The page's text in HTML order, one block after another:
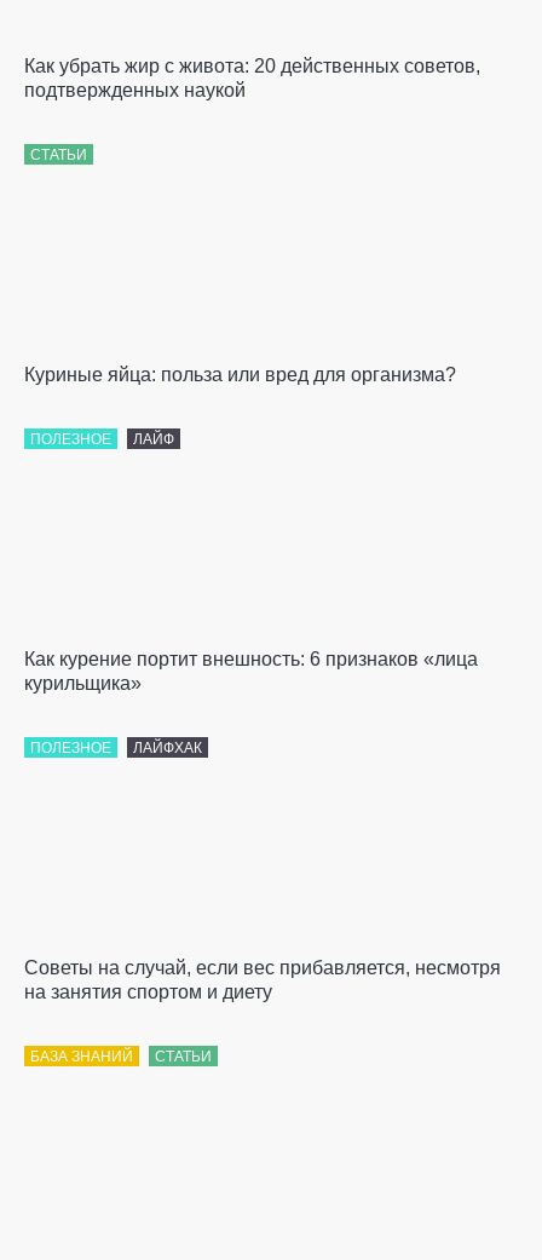
Как убрать жир с живота: 20 действенных советов,
подтвержденных наукой
СТАТЬИ
Куриные яйца: польза или вред для организма?
ПОЛЕЗНОЕ ЛАЙФ
Как курение портит внешность: 6 признаков «лица
курильщика»
ПОЛЕЗНОЕ ЛАЙФХАК
Советы на случай, если вес прибавляется, несмотря
на занятия спортом и диету
БАЗА ЗНАНИЙ СТАТЬИ